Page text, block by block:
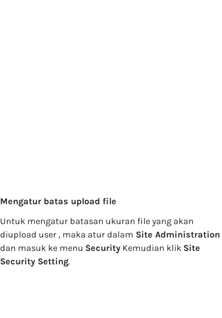
Mengatur batas upload file
Untuk mengatur batasan ukuran file yang akan
diupload user , maka atur dalam Site Administration
dan masuk ke menu Security Kemudian klik Site
Security Setting.